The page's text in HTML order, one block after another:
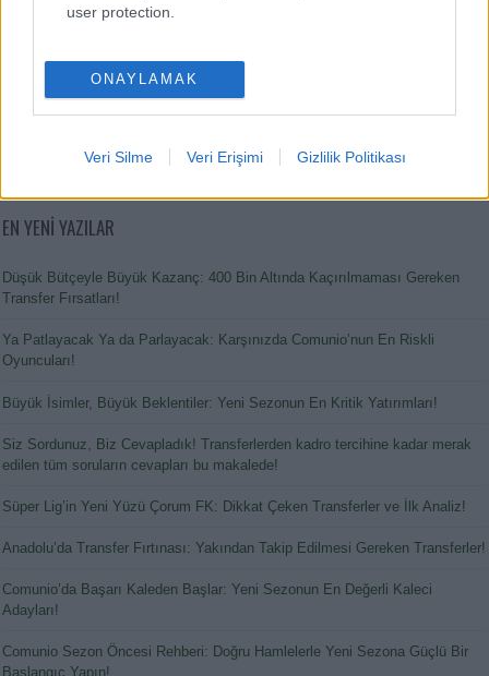
user protection.
ONAYLAMAK
Veri Silme Veri Erişimi Gizlilik Politikası
Comunio oyna
EN YENİ YAZILAR
Düşük Bütçeyle Büyük Kazanç: 400 Bin Altında Kaçırılmaması Gereken
Transfer Fırsatları!
Ya Patlayacak Ya da Parlayacak: Karşınızda Comunio’nun En Riskli
Oyuncuları!
Büyük İsimler, Büyük Beklentiler: Yeni Sezonun En Kritik Yatırımları!
Siz Sordunuz, Biz Cevapladık! Transferlerden kadro tercihine kadar merak
edilen tüm soruların cevapları bu makalede!
Süper Lig’in Yeni Yüzü Çorum FK: Dikkat Çeken Transferler ve İlk Analiz!
Anadolu’da Transfer Fırtınası: Yakından Takip Edilmesi Gereken Transferler!
Comunio’da Başarı Kaleden Başlar: Yeni Sezonun En Değerli Kaleci
Adayları!
Comunio Sezon Öncesi Rehberi: Doğru Hamlelerle Yeni Sezona Güçlü Bir
Başlangıç Yapın!